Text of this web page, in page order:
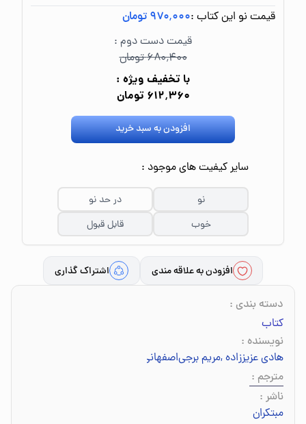
قیمت نو این کتاب :۹۷۰٬۰۰۰ تومان
قیمت دست دوم :
۶۸۰٬۴۰۰ تومان
با تخفیف ویژه :
۶۱۲٬۳۶۰ تومان
افزودن به سبد خرید
سایر کیفیت های موجود :
نو
در حد نو
خوب
قابل قبول
افزودن به علاقه مندی اشتراک گذاری
دسته بندی :
کتاب
نویسنده :
هادی عزیززاده,مریم برجی‌اصفهانی
مترجم :
ناشر :
مبتکران